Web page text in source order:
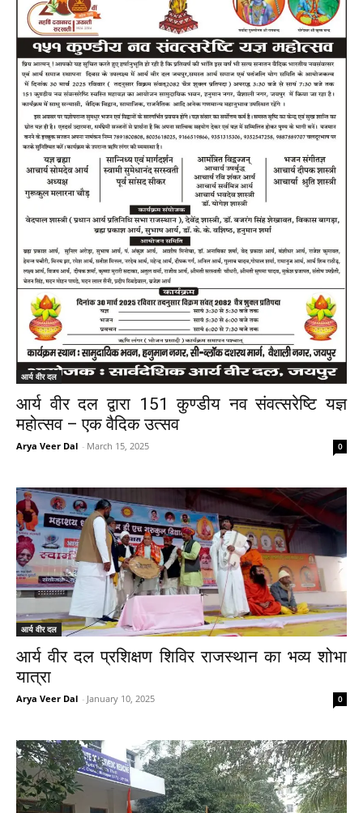
आर्य वीर दल
आर्य वीर दल द्वारा 151 कुण्डीय नव संवत्सरेष्टि यज्ञ
महोत्सव – एक वैदिक उत्सव
Arya Veer Dal - March 15, 2025 0
आर्य वीर दल
आर्य वीर दल प्रशिक्षण शिविर राजस्थान का भव्य शोभा
यात्रा
Arya Veer Dal - January 10, 2025 0